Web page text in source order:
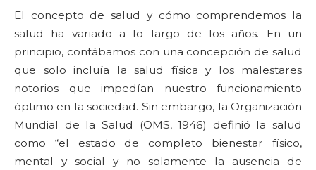
El concepto de salud y cómo comprendemos la
salud ha variado a lo largo de los años. En un
principio, contábamos con una concepción de salud
que solo incluía la salud física y los malestares
notorios que impedían nuestro funcionamiento
óptimo en la sociedad. Sin embargo, la Organización
Mundial de la Salud (OMS, 1946) definió la salud
como “el estado de completo bienestar físico,
mental y social y no solamente la ausencia de